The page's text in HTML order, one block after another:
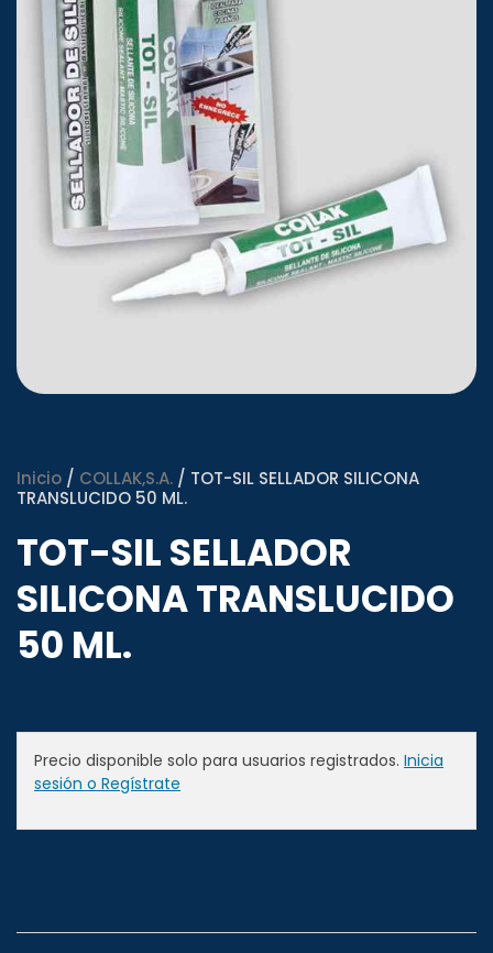
Inicio / COLLAK,S.A. / TOT-SIL SELLADOR SILICONA
TRANSLUCIDO 50 ML.
TOT-SIL SELLADOR
SILICONA TRANSLUCIDO
50 ML.
Precio disponible solo para usuarios registrados. Inicia
sesión o Regístrate